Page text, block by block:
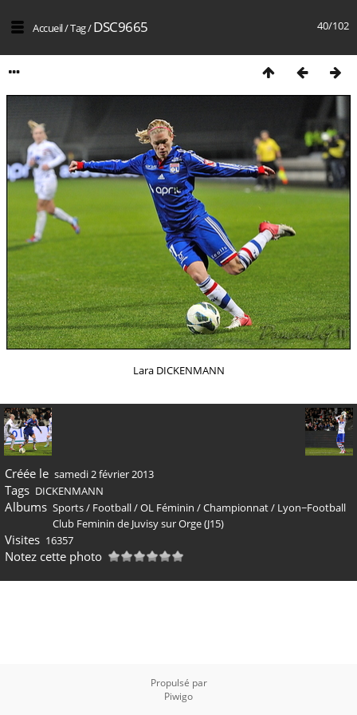
40/102
Accueil/Tag/DSC9665
Lara DICKENMANN
Créée le samedi 2 février 2013
Tags DICKENMANN
Albums Sports/ Football/OL Féminin /Championnat/ Lyon−Football
Club Feminin de Juvisy sur Orge (J15)
Visites 16357
Notez cette photo
Propulsé par
Piwigo